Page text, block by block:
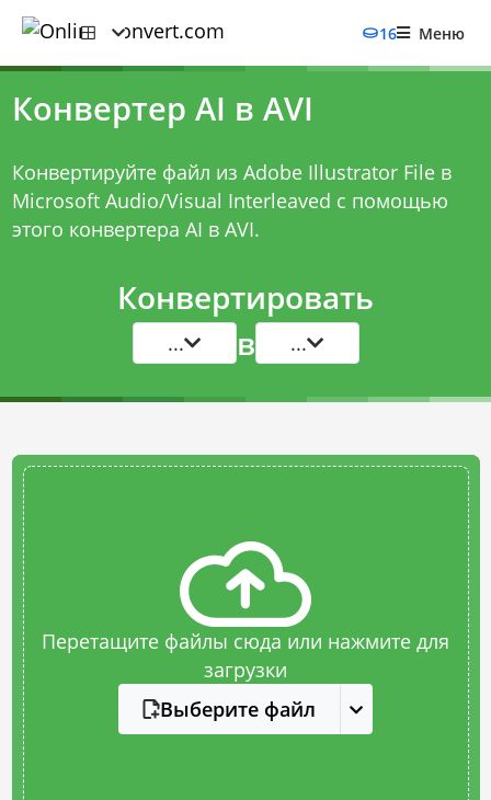
16 Меню
Конвертер AI в AVI
Конвертируйте файл из Adobe Illustrator File в
Microsoft Audio/Visual Interleaved с помощью
этого конвертера AI в AVI.
Конвертировать
... в ...
Перетащите файлы сюда или нажмите для
загрузки
Выберите файл